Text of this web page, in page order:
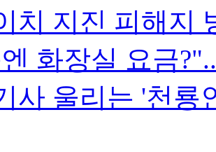
치 지진 피해지
화장실 요금
사 울리는 '천룡